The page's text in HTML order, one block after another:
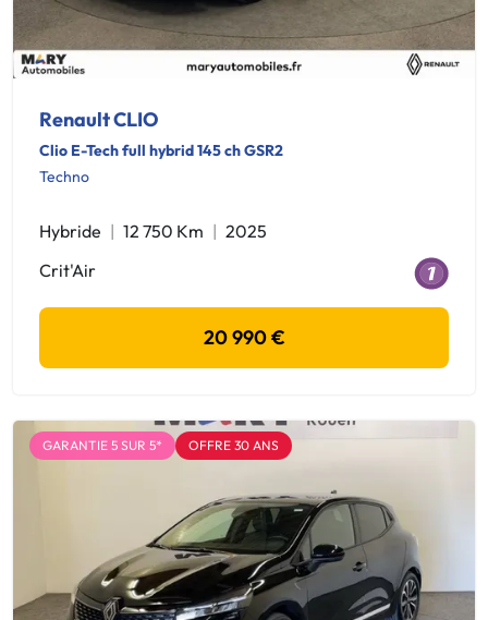
Renault CLIO
Clio E-Tech full hybrid 145 ch GSR2
Techno
Hybride 12 750 Km
2025
Crit'Air
20 990 €
GARANTIE 5 SUR 5* OFFRE 30 ANS